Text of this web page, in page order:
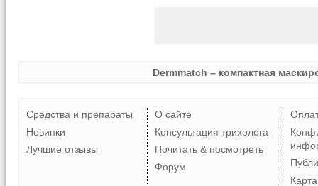
Dermmatch – компактная
Средства и препараты
Новинки
Лучшие отзывы
О сайте
Консультация трихолога
Почитать & посмотреть
Форум